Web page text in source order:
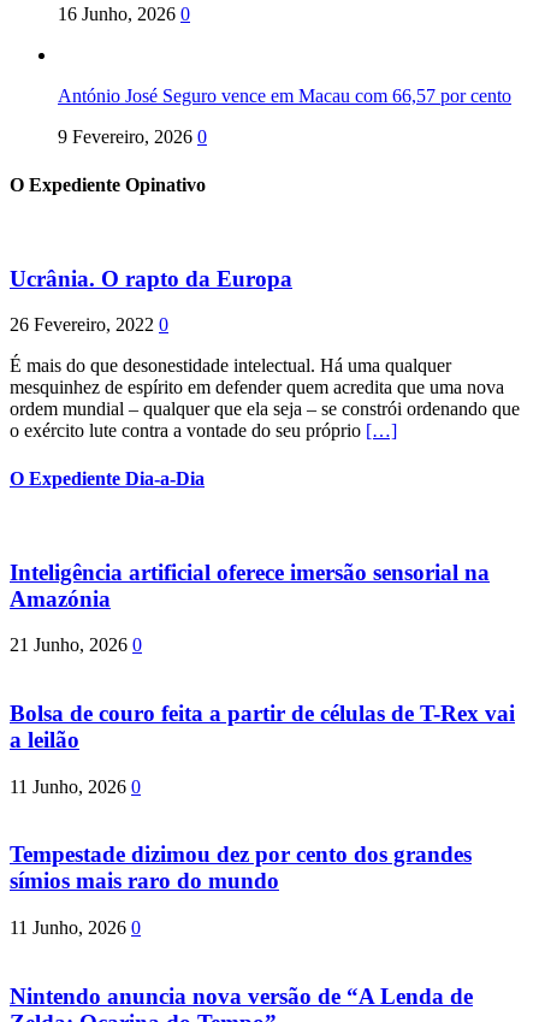
16 Junho, 2026 0
António José Seguro vence em Macau com 66,57 por cento
9 Fevereiro, 2026 0
O Expediente Opinativo
Ucrânia. O rapto da Europa
26 Fevereiro, 2022 0
É mais do que desonestidade intelectual. Há uma qualquer
mesquinhez de espírito em defender quem acredita que uma nova
ordem mundial – qualquer que ela seja – se constrói ordenando que
o exército lute contra a vontade do seu próprio […]
O Expediente Dia-a-Dia
Inteligência artificial oferece imersão sensorial na
Amazónia
21 Junho, 2026 0
Bolsa de couro feita a partir de células de T-Rex vai
a leilão
11 Junho, 2026 0
Tempestade dizimou dez por cento dos grandes
símios mais raro do mundo
11 Junho, 2026 0
Nintendo anuncia nova versão de “A Lenda de